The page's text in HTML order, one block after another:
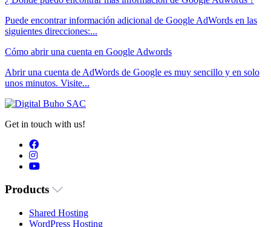
Puede encontrar información adicional de Google AdWords en las
siguientes direcciones:...
Cómo abrir una cuenta en Google Adwords
Abrir una cuenta de AdWords de Google es muy sencillo y en solo
unos minutos. Visite...
Get in touch with us!
Products
Shared Hosting
WordPress Hosting